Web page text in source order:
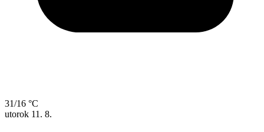
31/16 °C
utorok 11. 8.